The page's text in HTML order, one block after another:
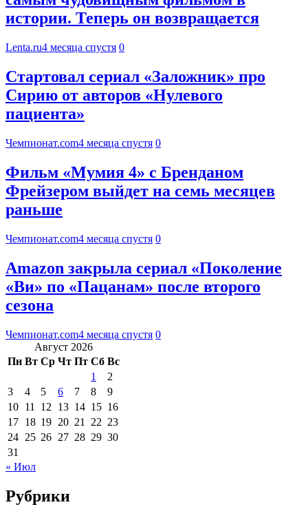
истории. Теперь он возвращается
Lenta.ru4 месяца спустя 0
Стартовал сериал «Заложник» про
Сирию от авторов «Нулевого
пациента»
Чемпионат.com4 месяца спустя 0
Фильм «Мумия 4» с Бренданом
Фрейзером выйдет на семь месяцев
раньше
Чемпионат.com4 месяца спустя 0
Amazon закрыла сериал «Поколение
«Ви» по «Пацанам» после второго
сезона
Чемпионат.com4 месяца спустя 0
Август 2026
Пн Вт Ср Чт Пт Сб Вс
1
2
3
4 5 6 7 8
9
10 11 12 13 14 15 16
17 18 19 20 21 22 23
24 25 26 27 28 29 30
31
« Июл
Рубрики